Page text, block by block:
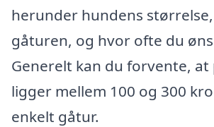
herunder hundens
gåturen, og hvor ofte du
Generelt kan du forvente, at
ligger mellem 100 og 300
enkelt gåtur.